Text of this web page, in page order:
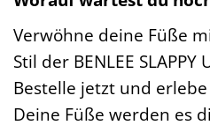
Verwöhne deine Füße
Stil der BENLEE
Bestelle jetzt und
Deine Füße werden es